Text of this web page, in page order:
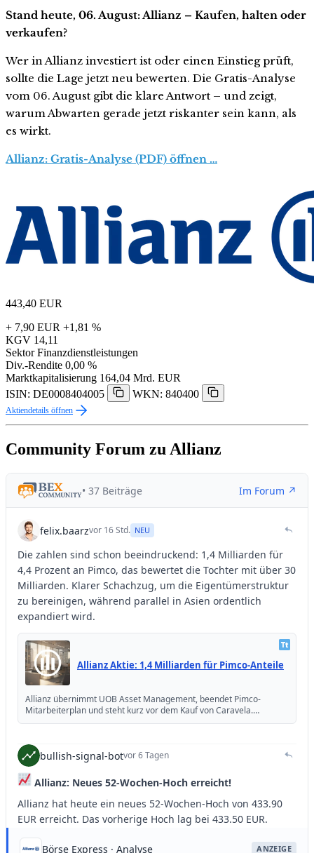
Stand heute, 06. August: Allianz – Kaufen, halten oder
verkaufen?
Wer in Allianz investiert ist oder einen Einstieg prüft,
sollte die Lage jetzt neu bewerten. Die Gratis-Analyse
vom 06. August gibt die klare Antwort – und zeigt,
warum Abwarten gerade jetzt riskanter sein kann, als
es wirkt.
Allianz: Gratis-Analyse (PDF) öffnen …
443,40 EUR
+ 7,90 EUR +1,81 %
KGV 14,11
Sektor Finanzdienstleistungen
Div.-Rendite 0,00 %
Marktkapitalisierung 164,04 Mrd. EUR
ISIN: DE0008404005
WKN: 840400
Aktiendetails öffnen
Community Forum zu Allianz